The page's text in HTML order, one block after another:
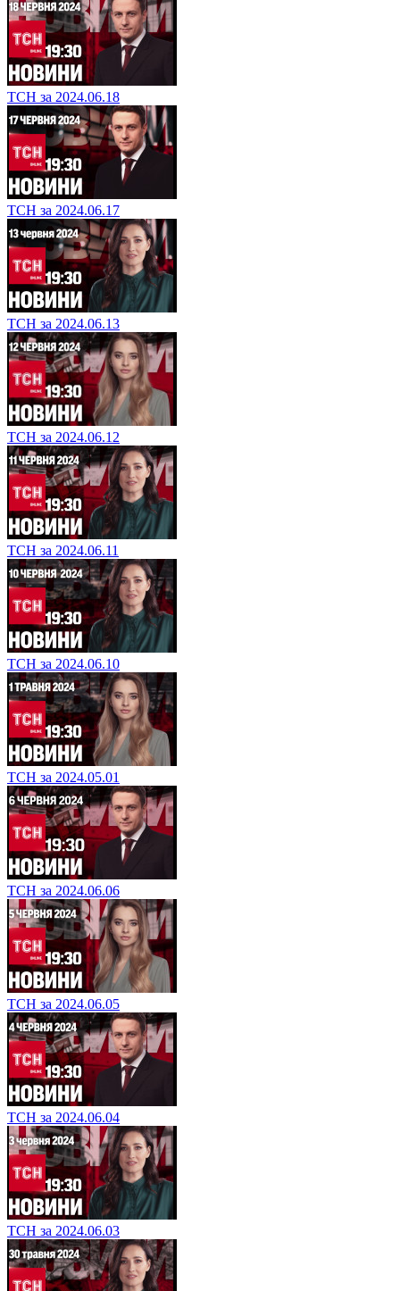
ТСН за 2024.06.18
ТСН за 2024.06.17
ТСН за 2024.06.13
ТСН за 2024.06.12
ТСН за 2024.06.11
ТСН за 2024.06.10
ТСН за 2024.05.01
ТСН за 2024.06.06
ТСН за 2024.06.05
ТСН за 2024.06.04
ТСН за 2024.06.03